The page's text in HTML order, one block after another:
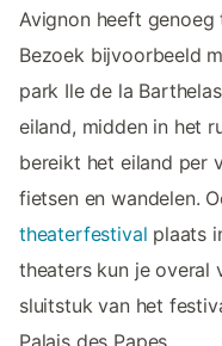
Avignon heeft
Bezoek bijvoorbeeld
park Ile de la
eiland, midden in het
bereikt het eiland per
fietsen en wandelen.
theaterfestival plaats
theaters kun je overal
sluitstuk van het